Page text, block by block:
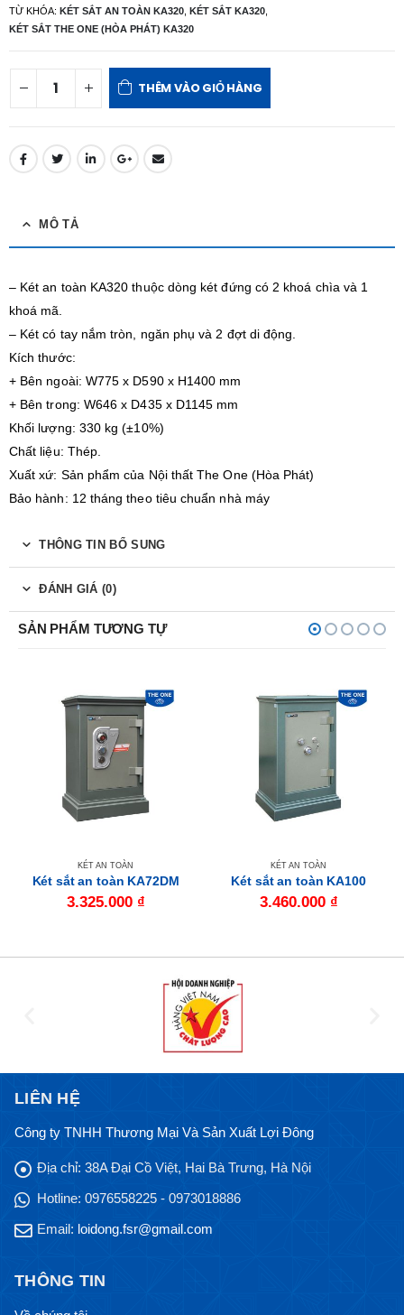
TỪ KHÓA: KÉT SẮT AN TOÀN KA320 KÉT SẮT KA320
KÉT SẮT THE ONE (HÒA PHÁT) KA320
THÊM VÀO GIỎ HÀNG
MÔ TẢ
– Két an toàn KA320 thuộc dòng két đứng có 2 khoá chìa và 1
khoá mã.
– Két có tay nắm tròn, ngăn phụ và 2 đợt di động.
Kích thước:
+ Bên ngoài: W775 x D590 x H1400 mm
+ Bên trong: W646 x D435 x D1145 mm
Khối lượng: 330 kg (±10%)
Chất liệu: Thép.
Xuất xứ: Sản phẩm của Nội thất The One (Hòa Phát)
Bảo hành: 12 tháng theo tiêu chuẩn nhà máy
THÔNG TIN BỔ SUNG
ĐÁNH GIÁ (0)
SẢN PHẨM TƯƠNG TỰ
KÉT AN TOÀN
Két sắt an toàn KA72DM
3.325.000 ₫
KÉT AN TOÀN
Két sắt an toàn KA100
3.460.000 ₫
LIÊN HỆ
Công ty TNHH Thương Mại Và Sản Xuất Lợi Đông
Địa chỉ: 38A Đại Cồ Việt, Hai Bà Trưng, Hà Nội
Hotline: 0976558225 - 0973018886
Email: loidong.fsr@gmail.com
THÔNG TIN